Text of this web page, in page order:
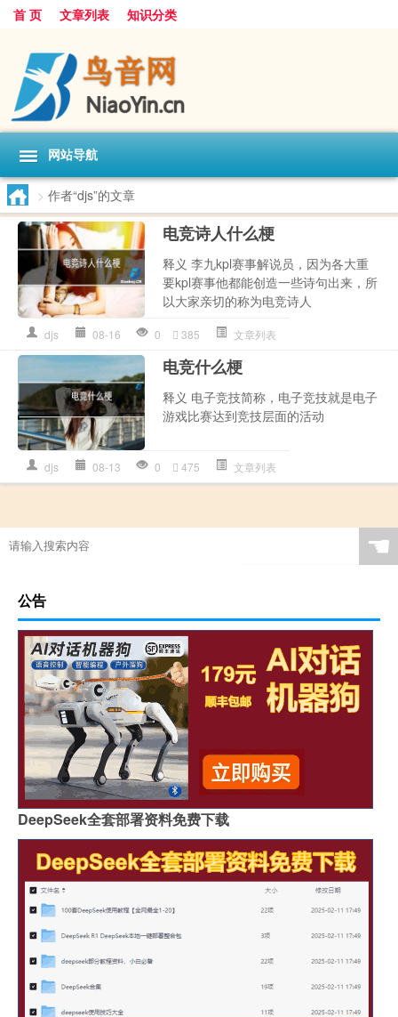
首 页 文章列表 知识分类
网站导航
> 作者“djs”的文章
电竞诗人什么梗
释义 李九kpl赛事解说员，因为各大重
要kpl赛事他都能创造一些诗句出来，所
以大家亲切的称为电竞诗人
djs 08-16 0 385 文章列表
电竞什么梗
释义 电子竞技简称，电子竞技就是电子
游戏比赛达到竞技层面的活动‌‌‌‌‌‌‌‌
djs 08-13 0 475 文章列表
☚
公告
DeepSeek全套部署资料免费下载